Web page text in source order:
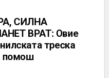
СИЛНА
ВРАТ: Овие
треска
помош